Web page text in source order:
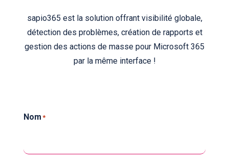
sapio365 est la solution offrant visibilité globale,
détection des problèmes, création de rapports et
gestion des actions de masse pour Microsoft 365
par la même interface !
Nom *